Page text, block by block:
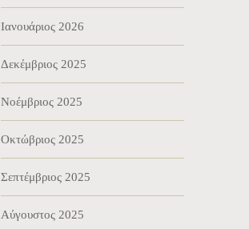
Ιανουάριος 2026
Δεκέμβριος 2025
Νοέμβριος 2025
Οκτώβριος 2025
Σεπτέμβριος 2025
Αύγουστος 2025